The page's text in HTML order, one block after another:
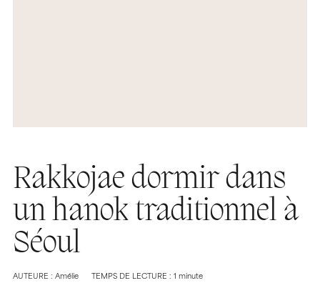
Rakkojae dormir dans
un hanok traditionnel à
Séoul
AUTEURE : Amélie TEMPS DE LECTURE : 1 minute